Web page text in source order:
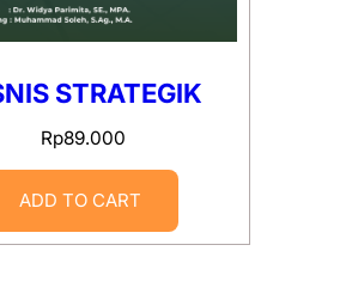
STRATEGIK
Rp89.000
ADD TO CART